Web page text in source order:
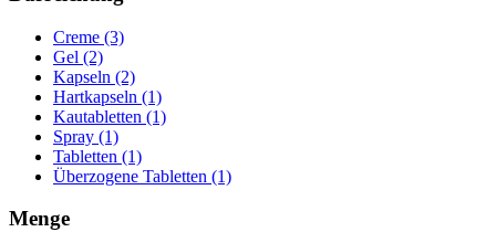
Creme (3)
Gel (2)
Kapseln (2)
Hartkapseln (1)
Kautabletten (1)
Spray (1)
Tabletten (1)
Überzogene Tabletten (1)
Menge